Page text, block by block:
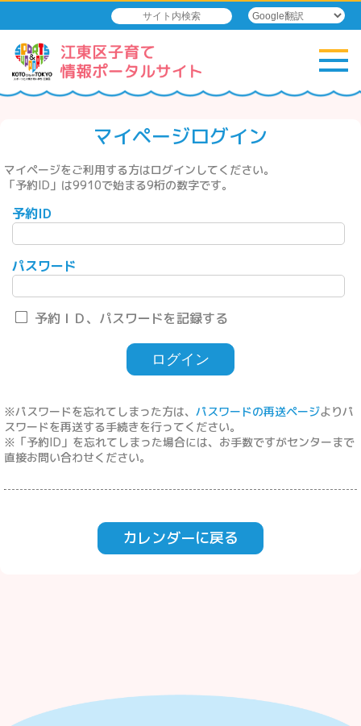
マイページログイン
マイページをご利用する方はログインしてください。
「予約ID」は9910で始まる9桁の数字です。
予約ID
パスワード
予約ＩＤ、パスワードを記録する
※パスワードを忘れてしまった方は、 パスワードの再送ページよりパ
スワードを再送する手続きを行ってください。
※「予約ID」を忘れてしまった場合には、お手数ですがセンターまで
直接お問い合わせください。
カレンダーに戻る